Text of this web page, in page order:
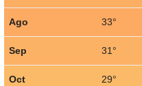
Ago 33°
Sep 31°
Oct 29°